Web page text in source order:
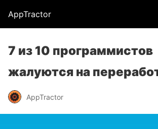
AppTractor
7 из 10 программистов
жалуются на
AppTractor